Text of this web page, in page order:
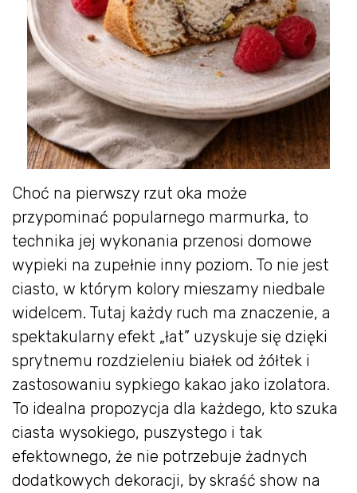
Choć na pierwszy rzut oka może
przypominać popularnego marmurka, to
technika jej wykonania przenosi domowe
wypieki na zupełnie inny poziom. To nie jest
ciasto, w którym kolory mieszamy niedbale
widelcem. Tutaj każdy ruch ma znaczenie, a
spektakularny efekt „łat” uzyskuje się dzięki
sprytnemu rozdzieleniu białek od żółtek i
zastosowaniu sypkiego kakao jako izolatora.
To idealna propozycja dla każdego, kto szuka
ciasta wysokiego, puszystego i tak
efektownego, że nie potrzebuje żadnych
dodatkowych dekoracji, by skraść show na